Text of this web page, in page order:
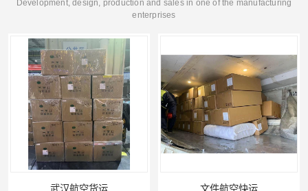
Development, design, production and sales in one of the manufacturing
enterprises